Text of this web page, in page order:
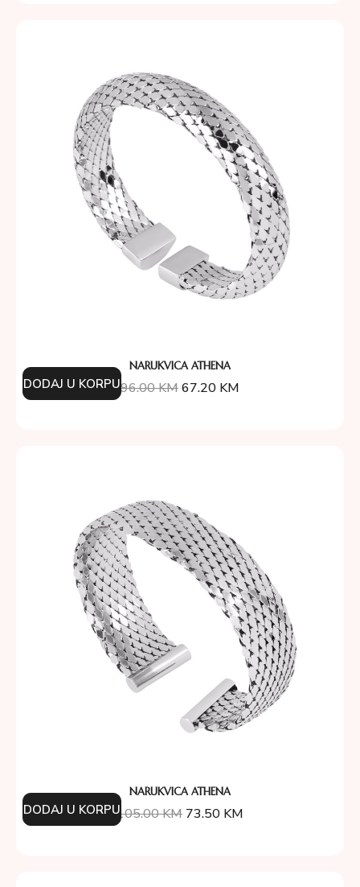
NARUKVICA ATHENA
96.00KM67.20 KM
DODAJ U KORPU
NARUKVICA ATHENA
105.00KM 73.50 KM
DODAJ U KORPU